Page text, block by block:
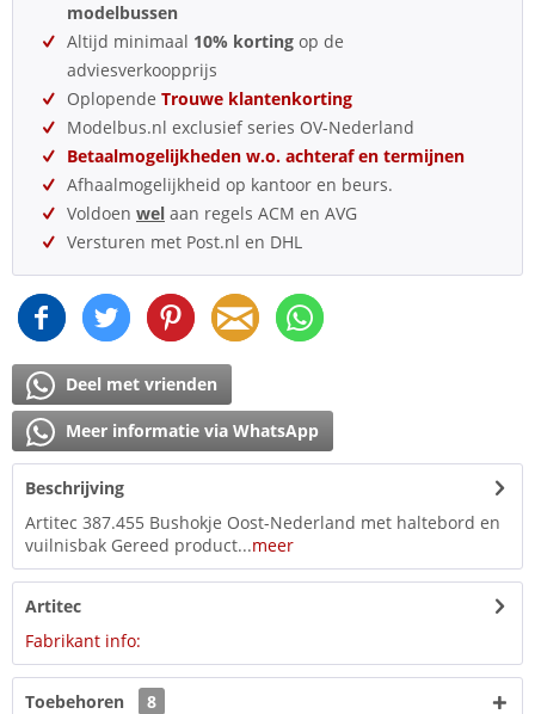
modelbussen
Altijd minimaal 10% korting op de
adviesverkoopprijs
Oplopende Trouwe klantenkorting
Modelbus.nl exclusief series OV-Nederland
Betaalmogelijkheden w.o. achteraf en termijnen
Afhaalmogelijkheid op kantoor en beurs.
Voldoen wel aan regels ACM en AVG
Versturen met Post.nl en DHL
Deel met vrienden
Meer informatie via WhatsApp
Beschrijving
Artitec 387.455 Bushokje Oost-Nederland met haltebord en
vuilnisbak Gereed product...meer
Artitec
Fabrikant info:
Toebehoren 8